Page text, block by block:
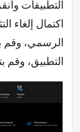
التطبيقات
الرسمي، وقم
التطبيق، وقم